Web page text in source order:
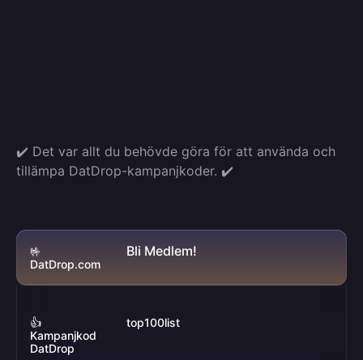
✔️ Det var allt du behövde göra för att använda och
tillämpa DatDrop-kampanjkoder. ✔️
🤟
DatDrop.com
Bli Medlem!
👍
Kampanjkod
DatDrop
top100list